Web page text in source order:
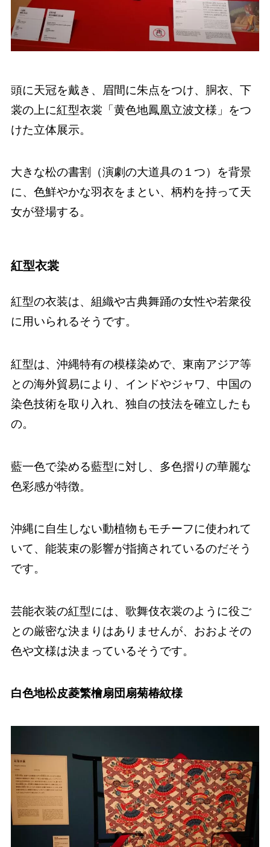
頭に天冠を戴き、眉間に朱点をつけ、胴衣、下
裳の上に紅型衣裳「黄色地鳳凰立波文様」をつ
けた立体展示。
大きな松の書割（演劇の大道具の１つ）を背景
に、色鮮やかな羽衣をまとい、柄杓を持って天
女が登場する。
紅型衣裳
紅型の衣装は、組織や古典舞踊の女性や若衆役
に用いられるそうです。
紅型は、沖縄特有の模様染めで、東南アジア等
との海外貿易により、インドやジャワ、中国の
染色技術を取り入れ、独自の技法を確立したも
の。
藍一色で染める藍型に対し、多色摺りの華麗な
色彩感が特徴。
沖縄に自生しない動植物もモチーフに使われて
いて、能装束の影響が指摘されているのだそう
です。
芸能衣装の紅型には、歌舞伎衣裳のように役ご
との厳密な決まりはありませんが、おおよその
色や文様は決まっているそうです。
白色地松皮菱繁檜扇団扇菊椿紋様